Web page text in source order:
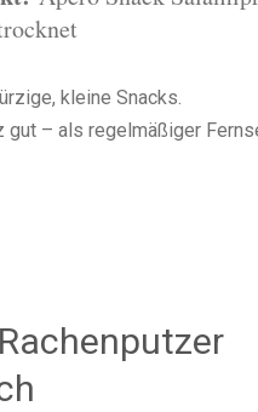
kleine Snacks.
gut – als regelmäßiger